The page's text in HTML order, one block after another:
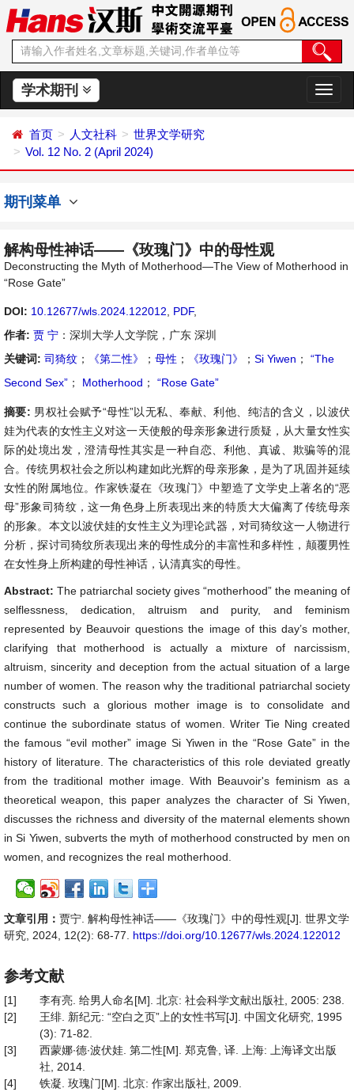
学术期刊
切
换
首页 人文社科
世界文学研究
Vol. 12 No. 2 (April 2024)
期刊菜单
解构母性神话——《玫瑰门》中的母性观
Deconstructing the Myth of Motherhood—The View of Motherhood in
“Rose Gate”
DOI: 10.12677/wls.2024.122012 PDF,
作者: 贾 宁 ：深圳大学人文学院，广东 深圳
关键词: 司猗纹 ； 《第二性》 ； 母性 ； 《玫瑰门》 ； Si Yiwen ；
“The
Second Sex” ； Motherhood ； “Rose Gate”
摘要: 男权社会赋予“母性”以无私、奉献、利他、纯洁的含义，以波伏
娃为代表的女性主义对这一天使般的母亲形象进行质疑，从大量女性实
际的处境出发，澄清母性其实是一种自恋、利他、真诚、欺骗等的混
合。传统男权社会之所以构建如此光辉的母亲形象，是为了巩固并延续
女性的附属地位。作家铁凝在《玫瑰门》中塑造了文学史上著名的“恶
母”形象司猗纹，这一角色身上所表现出来的特质大大偏离了传统母亲
的形象。本文以波伏娃的女性主义为理论武器，对司猗纹这一人物进行
分析，探讨司猗纹所表现出来的母性成分的丰富性和多样性，颠覆男性
在女性身上所构建的母性神话，认清真实的母性。
Abstract: The patriarchal society gives “motherhood” the meaning of
selflessness, dedication, altruism and purity, and feminism
represented by Beauvoir questions the image of this day’s mother,
clarifying that motherhood is actually a mixture of narcissism,
altruism, sincerity and deception from the actual situation of a large
number of women. The reason why the traditional patriarchal society
constructs such a glorious mother image is to consolidate and
continue the subordinate status of women. Writer Tie Ning created
the famous “evil mother” image Si Yiwen in the “Rose Gate” in the
history of literature. The characteristics of this role deviated greatly
from the traditional mother image. With Beauvoir's feminism as a
theoretical weapon, this paper analyzes the character of Si Yiwen,
discusses the richness and diversity of the maternal elements shown
in Si Yiwen, subverts the myth of motherhood constructed by men on
women, and recognizes the real motherhood.
文章引用： 贾宁. 解构母性神话——《玫瑰门》中的母性观[J]. 世界文学
研究, 2024, 12(2): 68-77. https://doi.org/10.12677/wls.2024.122012
参考文献
[1]
李有亮. 给男人命名[M]. 北京: 社会科学文献出版社, 2005: 238.
[2]
王绯. 新纪元: “空白之页”上的女性书写[J]. 中国文化研究, 1995
(3): 71-82.
[3]
西蒙娜∙德∙波伏娃. 第二性[M]. 郑克鲁, 译. 上海: 上海译文出版
社, 2014.
[4]
铁凝. 玫瑰门[M]. 北京: 作家出版社, 2009.